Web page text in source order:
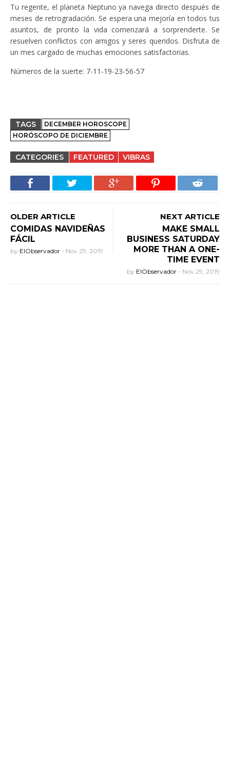
Tu regente, el planeta Neptuno ya navega directo después de
meses de retrogradación. Se espera una mejoría en todos tus
asuntos, de pronto la vida comenzará a sorprenderte. Se
resuelven conflictos con amigos y seres queridos. Disfruta de
un mes cargado de muchas emociones satisfactorias.
Números de la suerte: 7-11-19-23-56-57
TAGS
DECEMBER HOROSCOPE
HORÓSCOPO DE DICIEMBRE
CATEGORIES FEATURED VIBRAS
OLDER ARTICLE
COMIDAS NAVIDEÑAS
FÁCIL
by ElObservador - Nov 29, 2019
NEXT ARTICLE
MAKE SMALL
BUSINESS SATURDAY
MORE THAN A ONE-
TIME EVENT
by ElObservador - Nov 29, 2019